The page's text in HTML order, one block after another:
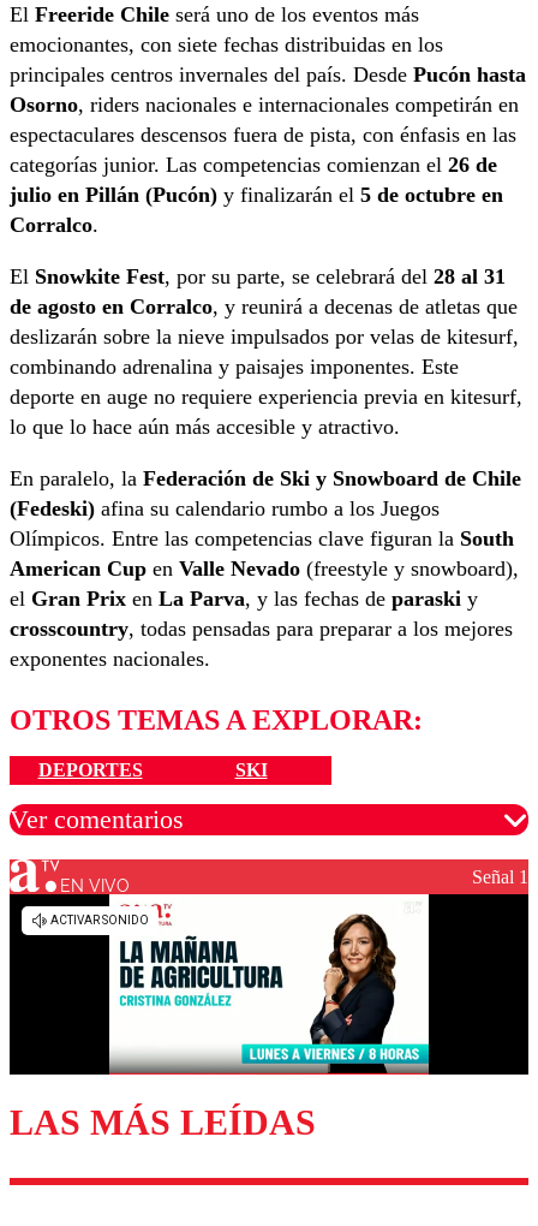
El Freeride Chile será uno de los eventos más
emocionantes, con siete fechas distribuidas en los
principales centros invernales del país. Desde Pucón hasta
Osorno, riders nacionales e internacionales competirán en
espectaculares descensos fuera de pista, con énfasis en las
categorías junior. Las competencias comienzan el 26 de
julio en Pillán (Pucón) y finalizarán el 5 de octubre en
Corralco.
El Snowkite Fest, por su parte, se celebrará del 28 al 31
de agosto en Corralco, y reunirá a decenas de atletas que
deslizarán sobre la nieve impulsados por velas de kitesurf,
combinando adrenalina y paisajes imponentes. Este
deporte en auge no requiere experiencia previa en kitesurf,
lo que lo hace aún más accesible y atractivo.
En paralelo, la Federación de Ski y Snowboard de Chile
(Fedeski) afina su calendario rumbo a los Juegos
Olímpicos. Entre las competencias clave figuran la South
American Cup en Valle Nevado (freestyle y snowboard),
el Gran Prix en La Parva, y las fechas de paraski y
crosscountry, todas pensadas para preparar a los mejores
exponentes nacionales.
OTROS TEMAS A EXPLORAR:
DEPORTES SKI
Ver comentarios
Los comentarios son moderados para garantizar un
diálogo respetuoso.
Enviar comentario
EN VIVO Señal 1
LAS MÁS LEÍDAS